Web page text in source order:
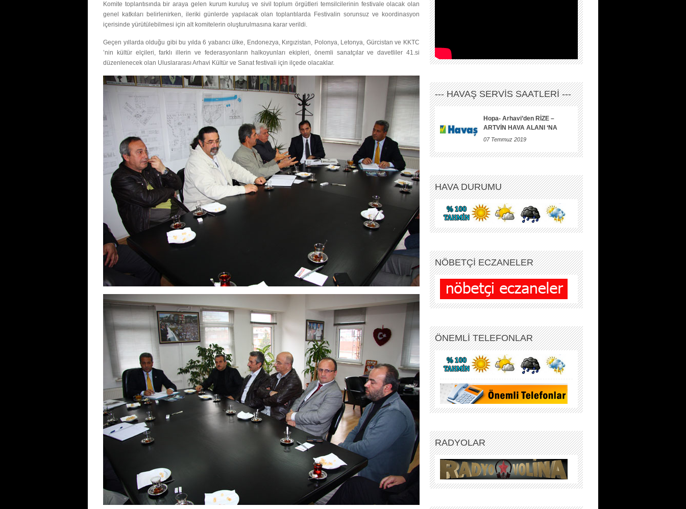
Komite toplantısında bir araya gelen kurum kuruluş ve sivil toplum örgütleri temsilcilerinin festivale olacak olan
genel katkıları belirlenirken, ileriki günlerde yapılacak olan toplantılarda Festivalin sorunsuz ve koordinasyon
içerisinde yürütülebilmesi için alt komitelerin oluşturulmasına karar verildi.
Geçen yıllarda olduğu gibi bu yılda 6 yabancı ülke, Endonezya, Kırgızistan, Polonya, Letonya, Gürcistan ve KKTC
’nin kültür elçileri, farklı illerin ve federasyonların halkoyunları ekipleri, önemli sanatçılar ve davetliler 41.si
düzenlenecek olan Uluslararası Arhavi Kültür ve Sanat festivali için ilçede olacaklar.
--- HAVAŞ SERVİS SAATLERİ ---
Hopa- Arhavi’den RİZE –
ARTVİN HAVA ALANI ‘NA
07 Temmuz 2019
HAVA DURUMU
NÖBETÇİ ECZANELER
ÖNEMLİ TELEFONLAR
RADYOLAR